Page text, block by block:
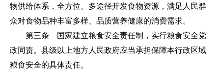
物供给体系，全方位、多途径开发食物资源，满足人民群
众对食物品种丰富多样、品质营养健康的消费需求。
第三条 国家建立粮食安全责任制，实行粮食安全党
政同责。县级以上地方人民政府应当承担保障本行政区域
粮食安全的具体责任。